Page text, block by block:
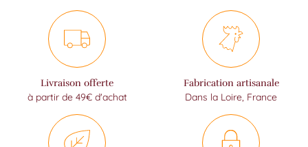
Livraison offerte
à partir de 49€ d'achat
Fabrication artisanale
Dans la Loire, France